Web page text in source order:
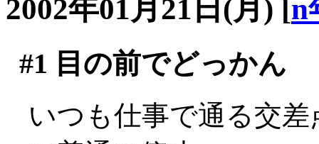
2002年01月21日(月) [n
#1 目の前でどっかん
いつも仕事で通る交